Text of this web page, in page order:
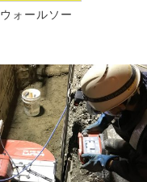
ウォールソー